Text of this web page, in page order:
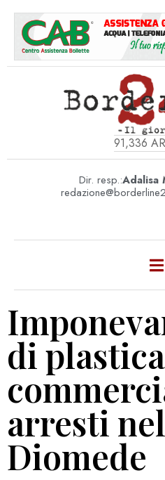
91,336
Dir. resp.:Adalisa
di
arresti
Diomede